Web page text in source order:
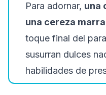
Para adornar, una
una cereza
toque final del
susurran dulces
habilidades de